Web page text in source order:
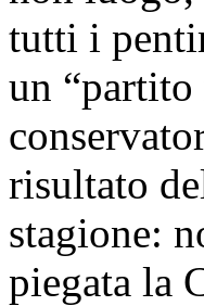
tutti i
un “partito
risultato
stagione:
piegata la